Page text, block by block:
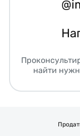
найти